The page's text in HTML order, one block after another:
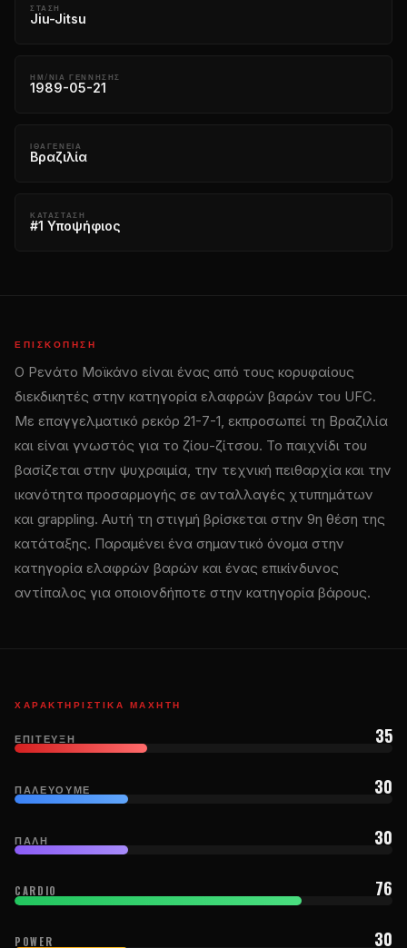
ΣΤΆΣΗ
Jiu-Jitsu
ΗΜ/ΝΙΑ ΓΕΝΝΗΣΗΣ
1989-05-21
ΙΘΑΓΈΝΕΙΑ
Βραζιλία
ΚΑΤΆΣΤΑΣΗ
#1 Υποψήφιος
ΕΠΙΣΚΌΠΗΣΗ
Ο Ρενάτο Μοϊκάνο είναι ένας από τους κορυφαίους
διεκδικητές στην κατηγορία ελαφρών βαρών του UFC.
Με επαγγελματικό ρεκόρ 21-7-1, εκπροσωπεί τη Βραζιλία
και είναι γνωστός για το ζίου-ζίτσου. Το παιχνίδι του
βασίζεται στην ψυχραιμία, την τεχνική πειθαρχία και την
ικανότητα προσαρμογής σε ανταλλαγές χτυπημάτων
και grappling. Αυτή τη στιγμή βρίσκεται στην 9η θέση της
κατάταξης. Παραμένει ένα σημαντικό όνομα στην
κατηγορία ελαφρών βαρών και ένας επικίνδυνος
αντίπαλος για οποιονδήποτε στην κατηγορία βάρους.
ΧΑΡΑΚΤΗΡΙΣΤΙΚΆ ΜΑΧΗΤΉ
ΕΠΊΤΕΥΞΗ 35
ΠΑΛΕΎΟΥΜΕ 30
ΠΆΛΗ 30
CARDIO 76
POWER 30